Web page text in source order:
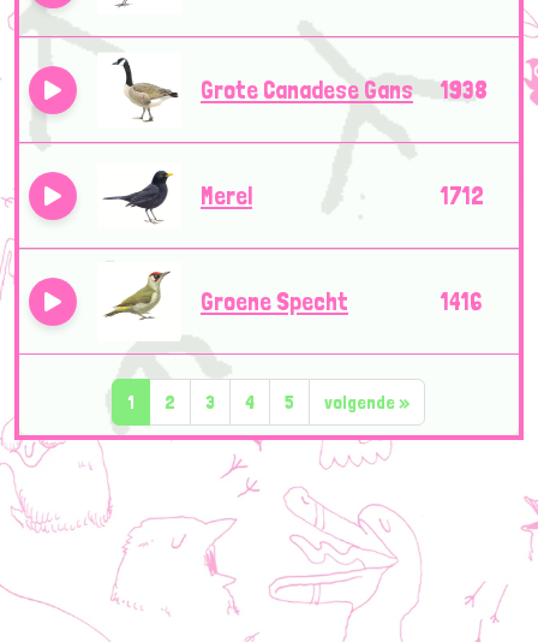
Grote Canadese Gans 1938
Merel 1712
Groene Specht 1416
1 2 3 4 5 volgende»